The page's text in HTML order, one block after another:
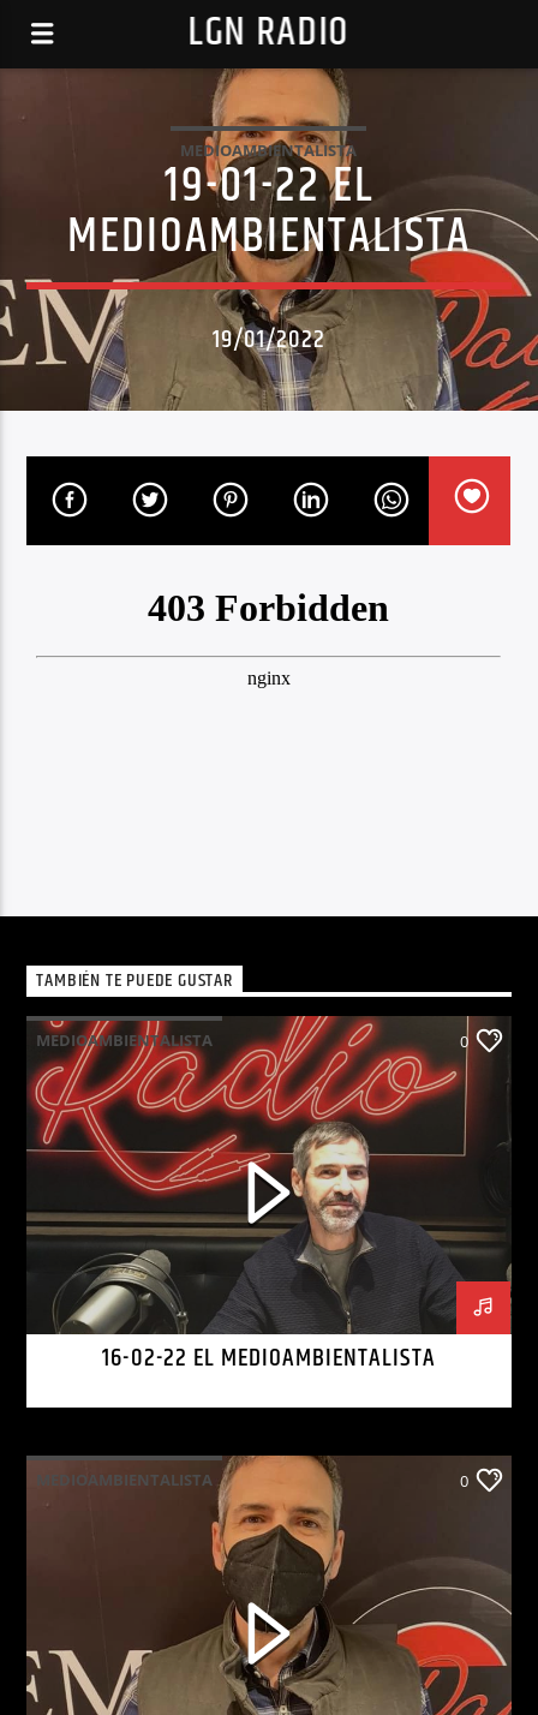
LGN RADIO
MEDIOAMBIENTALISTA
19-01-22 EL
MEDIOAMBIENTALISTA
19/01/2022
TAMBIÉN TE PUEDE GUSTAR
MEDIOAMBIENTALISTA 0
16-02-22 EL MEDIOAMBIENTALISTA
MEDIOAMBIENTALISTA 0